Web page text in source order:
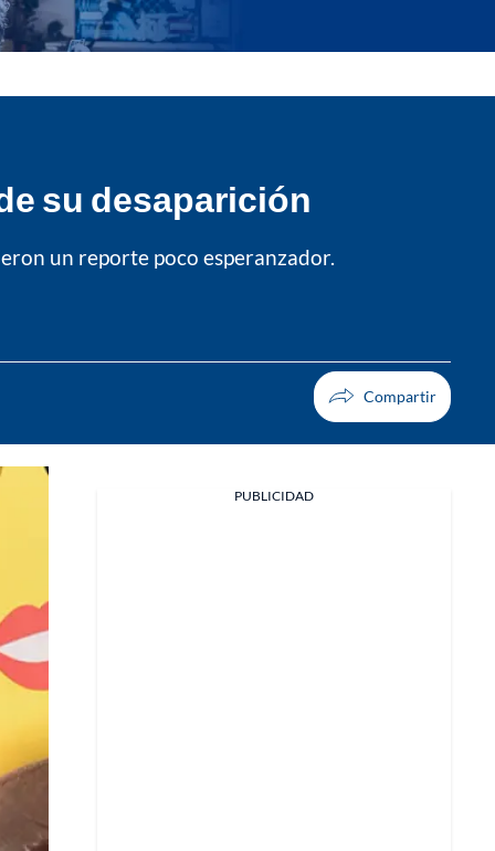
su desaparición
un reporte poco esperanzador.
PUBLICIDAD